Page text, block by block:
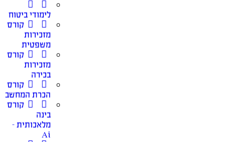
לימודי ביטוח
קורס
מזכירות
משפטית
קורס
מזכירות
בכירה
קורס
הכרת המחשב
קורס
בינה
מלאכותית –
Ai